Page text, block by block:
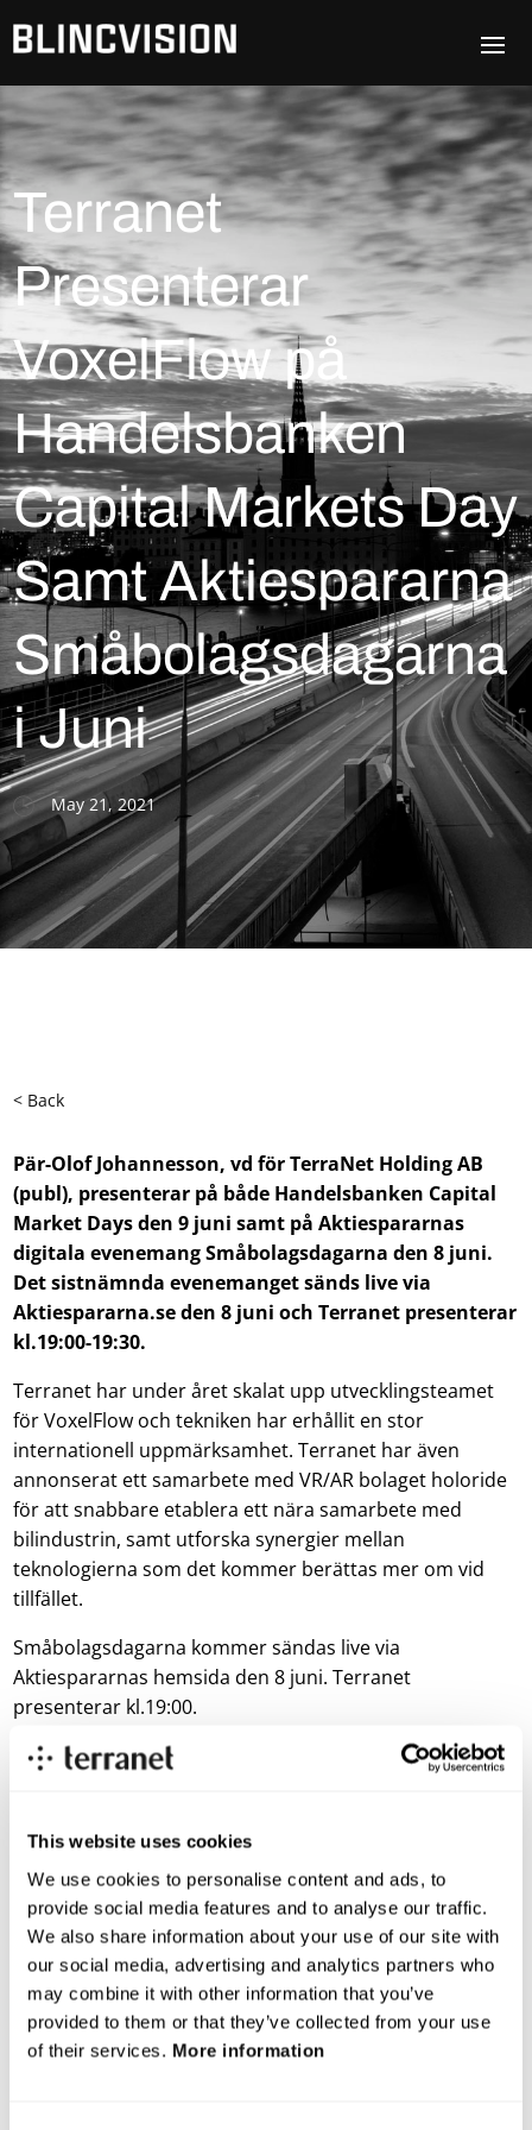
This website uses cookies
We use cookies to personalise content and ads, to
provide social media features and to analyse our traffic.
We also share information about your use of our site with
our social media, advertising and analytics partners who
may combine it with other information that you’ve
provided to them or that they’ve collected from your use
of their services. More information
Terranet
Presenterar
VoxelFlow på
Handelsbanken
Capital Markets Day
Samt Aktiespararna
Småbolagsdagarna
i Juni
May 21, 2021
< Back
Pär-Olof Johannesson, vd för TerraNet Holding AB
(publ), presenterar på både Handelsbanken Capital
Market Days den 9 juni samt på Aktiespararnas
digitala evenemang Småbolagsdagarna den 8 juni.
Det sistnämnda evenemanget sänds live via
Aktiespararna.se den 8 juni och Terranet presenterar
kl.19:00-19:30.
Terranet har under året skalat upp utvecklingsteamet
för VoxelFlow och tekniken har erhållit en stor
internationell uppmärksamhet. Terranet har även
annonserat ett samarbete med VR/AR bolaget holoride
för att snabbare etablera ett nära samarbete med
bilindustrin, samt utforska synergier mellan
teknologierna som det kommer berättas mer om vid
tillfället.
Småbolagsdagarna kommer sändas live via
Aktiespararnas hemsida den 8 juni. Terranet
presenterar kl.19:00.
Länk till anmälan och sändningen:
Dagen efter evenemanget hittar du Terranets
http://www.aktiespararna.se/tv/evenemang
För mer information vänligen kontakta:
Pär-Olof Johannesson, VD